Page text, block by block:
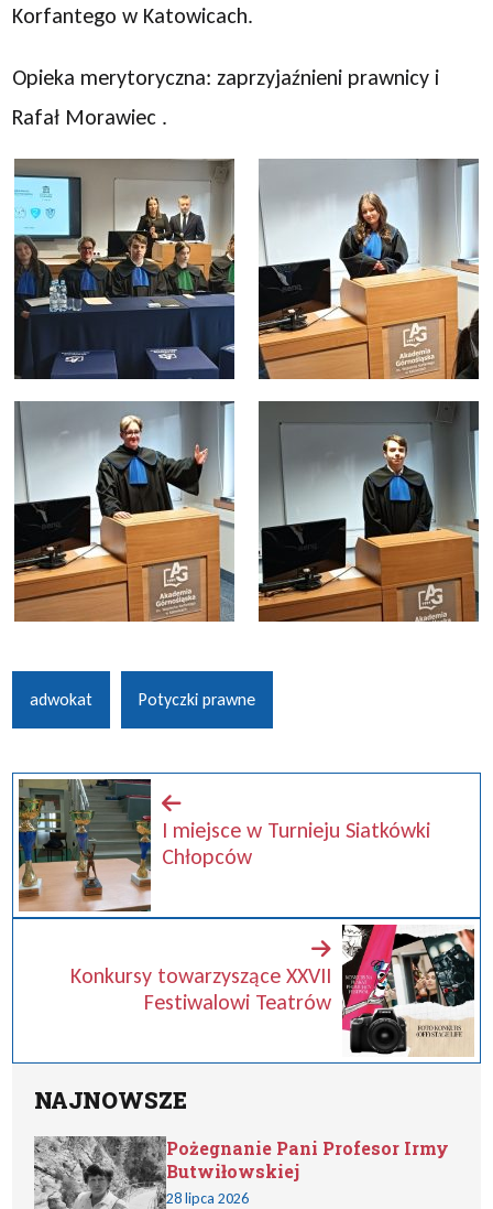
Korfantego w Katowicach.
Opieka merytoryczna: zaprzyjaźnieni prawnicy i
Rafał Morawiec .
adwokat Potyczki prawne
I miejsce w Turnieju Siatkówki
Chłopców
Konkursy towarzyszące XXVII
Festiwalowi Teatrów
NAJNOWSZE
Pożegnanie Pani Profesor Irmy
Butwiłowskiej
28 lipca 2026